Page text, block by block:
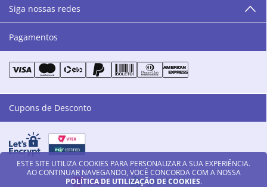
ESTE SITE UTILIZA COOKIES PARA PERSONALIZAR A SUA EXPERIÊNCIA.
AO CONTINUAR NAVEGANDO, VOCÊ CONCORDA COM A NOSSA
POLÍTICA DE UTILIZAÇÃO DE COOKIES.
Siga nossas redes
Pagamentos
Cupons de Desconto